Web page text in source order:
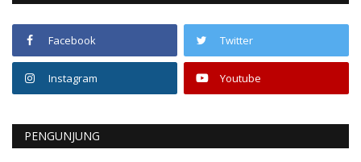
Facebook Twitter
Instagram Youtube
PENGUNJUNG